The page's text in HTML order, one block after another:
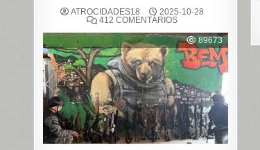
ATROCIDADES18
2025-10-28
412 COMENTÁRIOSEM
POLICIAL
DEIXA
121
MORTOS
NOS
COMPLEXOS
DO
ALEMÃO
E
DA
PENHA,
NO
RIO
DE
89673